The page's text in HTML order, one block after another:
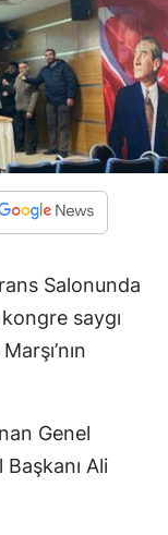
Salonunda
saygı
Genel
Ali